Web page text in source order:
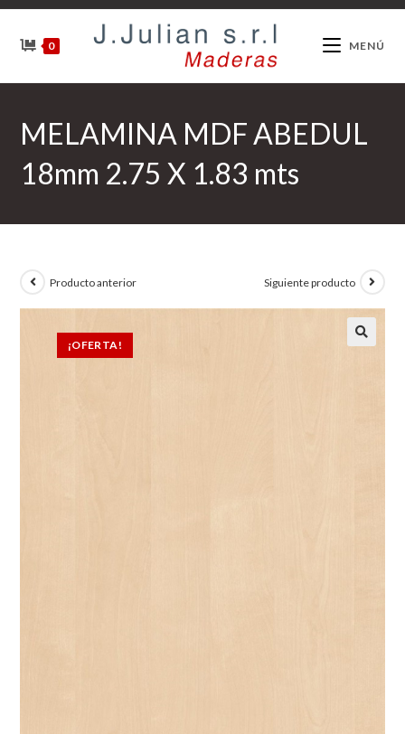
Ir
contenido
0 MENÚ
MELAMINA MDF ABEDUL
18mm 2.75 X 1.83 mts
¡OFERTA!
Producto anterior Siguiente producto